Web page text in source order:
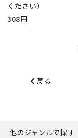
ください）
308円
戻る
他のジャンルで探す